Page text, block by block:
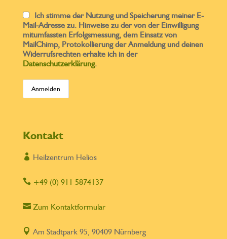
Ich stimme der Nutzung und Speicherung meiner E-
Mail-Adresse zu. Hinweise zu der von der Einwilligung
mitumfassten Erfolgsmessung, dem Einsatz von
MailChimp, Protokollierung der Anmeldung und deinen
Widerrufsrechten erhalte ich in der
Datenschutzerklärung.
Kontakt
 Heilzentrum Helios
+49 (0) 911 5874137
Zum Kontaktformular
 Am Stadtpark 95, 90409 Nürnberg